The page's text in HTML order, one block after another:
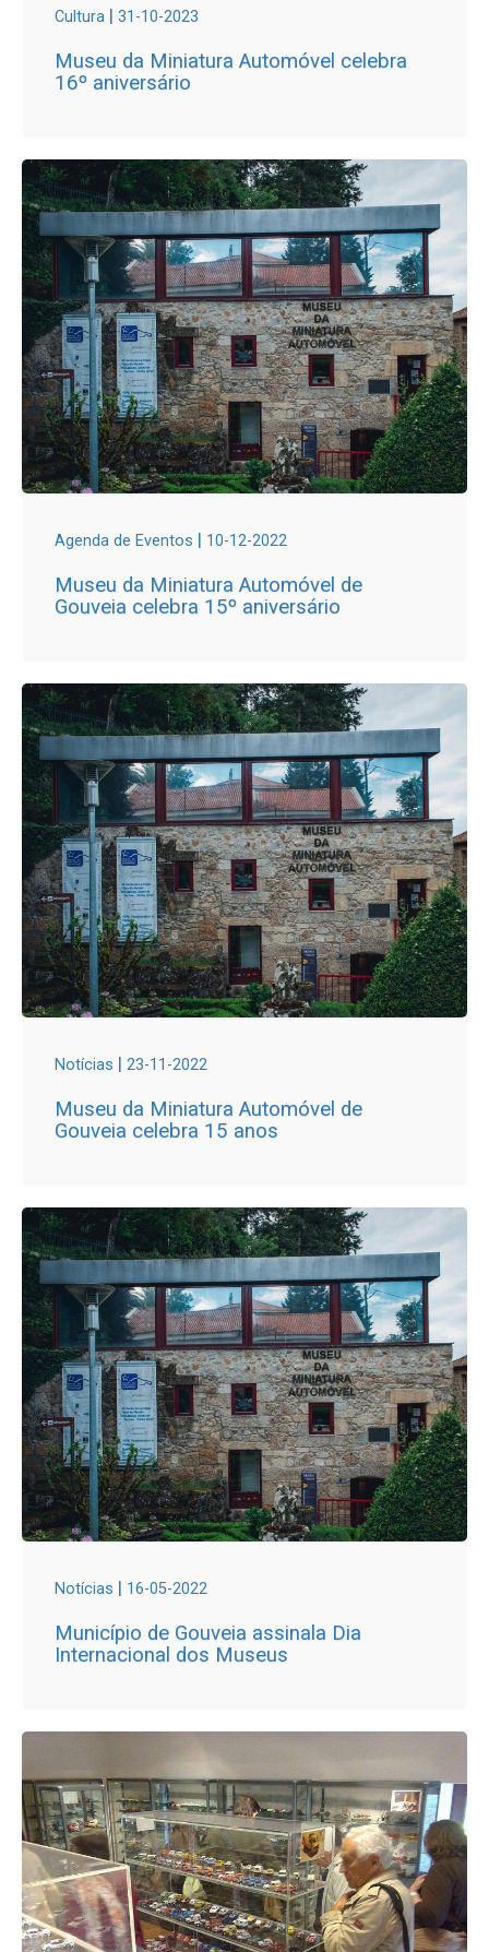
Cultura | 31-10-2023
Museu da Miniatura Automóvel celebra
16º aniversário
Agenda de Eventos | 10-12-2022
Museu da Miniatura Automóvel de
Gouveia celebra 15º aniversário
Notícias | 23-11-2022
Museu da Miniatura Automóvel de
Gouveia celebra 15 anos
Notícias | 16-05-2022
Município de Gouveia assinala Dia
Internacional dos Museus